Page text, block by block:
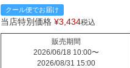
クール便でお届け
当店特別価格 ¥3,434税込
販売期間
2026/06/18 10:00〜
2026/08/31 15:00